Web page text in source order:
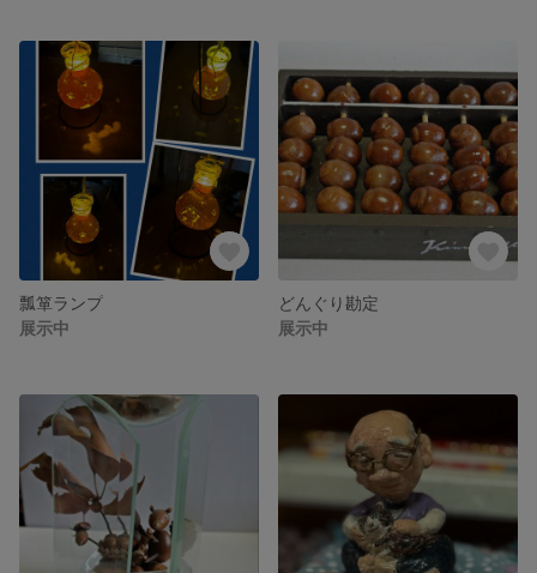
瓢箪ランプ
展示中
どんぐり勘定
展示中